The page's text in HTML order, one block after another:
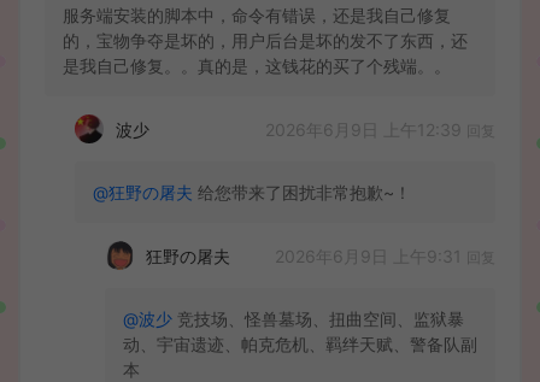
服务端安装的脚本中，命令有错误，还是我自己修复
的，宝物争夺是坏的，用户后台是坏的发不了东西，还
是我自己修复。。真的是，这钱花的买了个残端。。
波少 2026年6月9日 上午12:39 回复
@狂野の屠夫 给您带来了困扰非常抱歉~！
狂野の屠夫 2026年6月9日 上午9:31
@波少 竞技场、怪兽墓场、扭曲空间、监狱暴
动、宇宙遗迹、帕克危机、羁绊天赋、警备队副
本